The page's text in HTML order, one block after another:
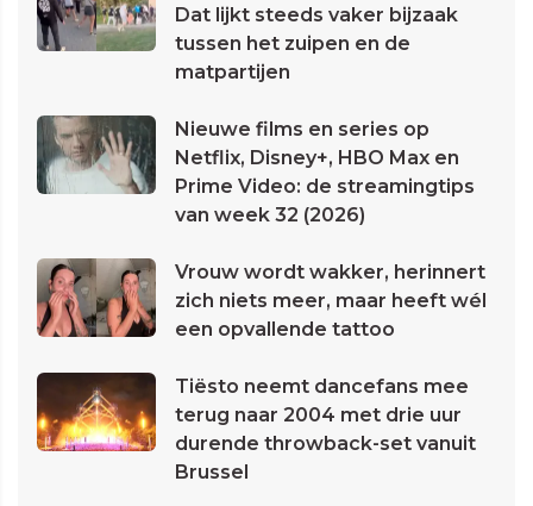
Dat lijkt steeds vaker bijzaak
tussen het zuipen en de
matpartijen
Nieuwe films en series op
Netflix, Disney+, HBO Max en
Prime Video: de streamingtips
van week 32 (2026)
Vrouw wordt wakker, herinnert
zich niets meer, maar heeft wél
een opvallende tattoo
Tiësto neemt dancefans mee
terug naar 2004 met drie uur
durende throwback-set vanuit
Brussel